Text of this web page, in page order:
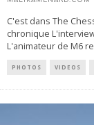
C'est dans The
chronique
L'animateur de M6
PHOTOS VIDEOS